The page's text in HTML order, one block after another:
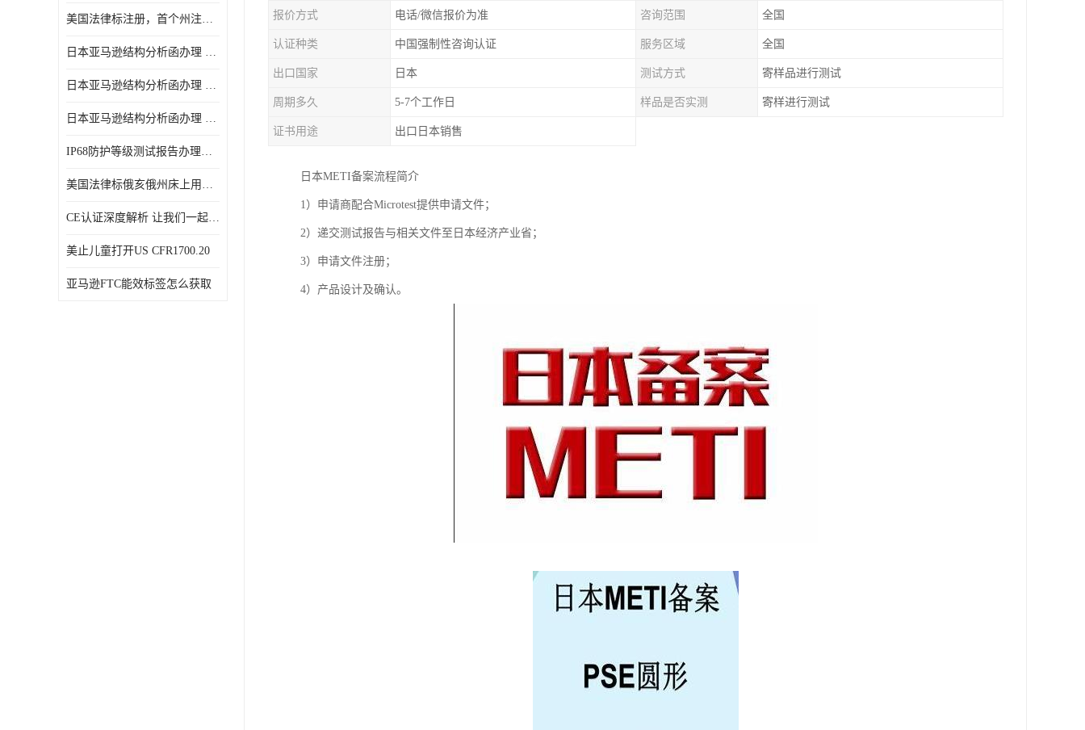
美国法律标注册，首个州注册该如何选择
日本亚马逊结构分析函办理 日本亚马逊 电饭煲
日本亚马逊结构分析函办理 日本亚马逊 热水壶等；
日本亚马逊结构分析函办理 日本亚马逊 果汁搅拌机
IP68防护等级测试报告办理标准要求
美国法律标俄亥俄州床上用品许可证讲解！
CE认证深度解析 让我们一起来认识CE认证
美止儿童打开US CFR1700.20
亚马逊FTC能效标签怎么获取
报价方式 电话/微信报价为准 咨询范围 全国
认证种类 中国强制性咨询认证 服务区域 全国
出口国家 日本 测试方式 寄样品进行测试
周期多久 5-7个工作日 样品是否实测 寄样进行测试
证书用途 出口日本销售
日本METI备案流程简介
1）申请商配合Microtest提供申请文件；
2）递交测试报告与相关文件至日本经济产业省；
3）申请文件注册；
4）产品设计及确认。